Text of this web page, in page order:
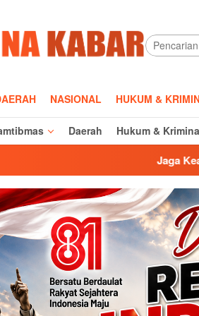
NASIONAL HUKUM &
Daerah Hukum &
Jaga Keamanan dari Desa,